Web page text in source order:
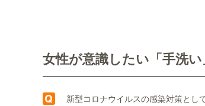
女性が意識したい「手洗
新型コロナウイルスの感染対策とし